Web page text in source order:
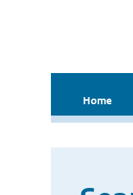
Home